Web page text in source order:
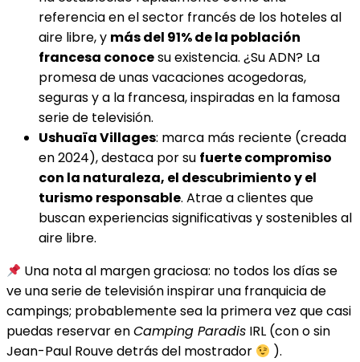
referencia en el sector francés de los hoteles al
aire libre, y más del 91% de la población
francesa conocesu existencia. ¿Su ADN? La
promesa de unas vacaciones acogedoras,
seguras y a la francesa, inspiradas en la famosa
serie de televisión.
Ushuaïa Villages: marca más reciente (creada
en 2024), destaca por su fuerte compromiso
con la naturaleza, el descubrimiento y el
turismo responsable. Atrae a clientes que
buscan experiencias significativas y sostenibles al
aire libre.
Una nota al margen graciosa: no todos los días se
ve una serie de televisión inspirar una franquicia de
campings; probablemente sea la primera vez que casi
puedas reservar enCamping Paradis IRL (con o sin
Jean-Paul Rouve detrás del mostrador
).